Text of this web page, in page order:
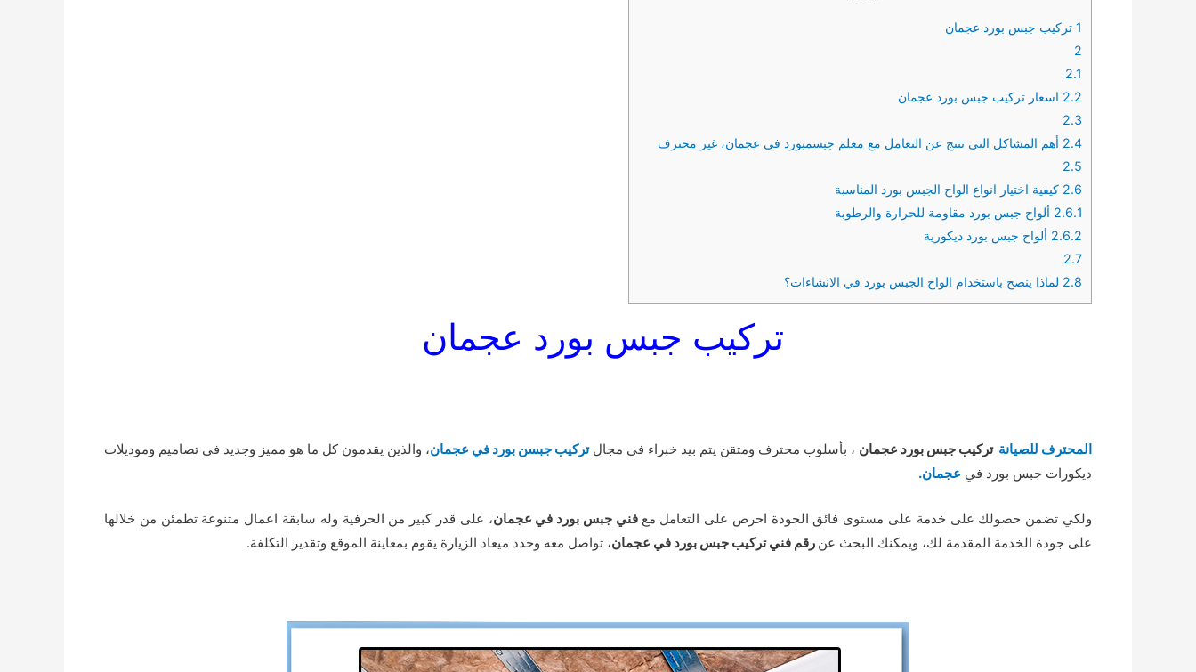
1 تركيب جبس بورد عجمان
2
2.1
2.2 اسعار تركيب جبس بورد عجمان
2.3
2.4 أهم المشاكل التي تنتج عن التعامل مع معلم جبسمبورد في عجمان، غير محترف
2.5
2.6 كيفية اختيار انواع الواح الجبس بورد المناسبة
2.6.1 ألواح جبس بورد مقاومة للحرارة والرطوبة
2.6.2 ألواح جبس بورد ديكورية
2.7
2.8 لماذا ينصح باستخدام الواح الجبس بورد في الانشاءات؟
تركيب جبس بورد عجمان
المحترف للصيانة تركيب جبس بورد عجمان ، بأسلوب محترف ومتقن يتم بيد خبراء في مجال تركيب جبسن بورد في عجمان، والذين يقدمون كل ما هو مميز وجديد في تصاميم وموديلات
ديكورات جبس بورد في عجمان.
ولكي تضمن حصولك على خدمة على مستوى فائق الجودة احرص على التعامل مع فني جبس بورد في عجمان، على قدر كبير من الحرفية وله سابقة اعمال متنوعة تطمئن من خلالها
على جودة الخدمة المقدمة لك، ويمكنك البحث عن رقم فني تركيب جبس بورد في عجمان، تواصل معه وحدد ميعاد الزيارة يقوم بمعاينة الموقع وتقدير التكلفة.